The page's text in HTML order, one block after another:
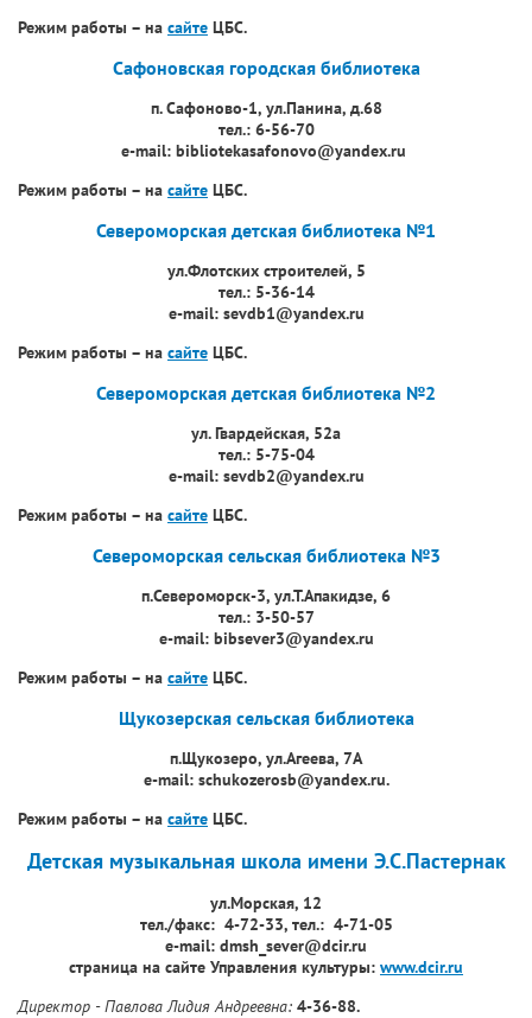
Режим работы – на сайте ЦБС.
Сафоновская городская библиотека
п. Сафоново-1, ул.Панина, д.68
тел.: 6-56-70
e-mail: bibliotekasafonovo@yandex.ru
Режим работы – на сайте ЦБС.
Североморская детская библиотека №1
ул.Флотских строителей, 5
тел.: 5-36-14
e-mail: sevdb1@yandex.ru
Режим работы – на сайте ЦБС.
Североморская детская библиотека №2
ул. Гвардейская, 52а
тел.: 5-75-04
e-mail: sevdb2@yandex.ru
Режим работы – на сайте ЦБС.
Североморская сельская библиотека №3
п.Североморск-3, ул.Т.Апакидзе, 6
тел.: 3-50-57
e-mail: bibsever3@yandex.ru
Режим работы – на сайте ЦБС.
Щукозерская сельская библиотека
п.Щукозеро, ул.Агеева, 7А
e-mail: schukozerosb@yandex.ru.
Режим работы – на сайте ЦБС.
Детская музыкальная школа имени Э.С.Пастернак
ул.Морская, 12
тел./факс: 4-72-33, тел.: 4-71-05
e-mail: dmsh_sever@dcir.ru
страница на сайте Управления культуры: www.dcir.ru
Директор - Павлова Лидия Андреевна: 4-36-88.